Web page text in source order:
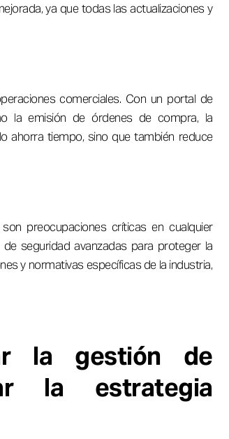
ya que todas las actualizaciones y
comerciales. Con un portal de
la emisión de órdenes de compra, la
ahorra tiempo, sino que también reduce
preocupaciones críticas en cualquier
seguridad avanzadas para proteger la
y normativas específicas de la industria,
la gestión de
la estrategia